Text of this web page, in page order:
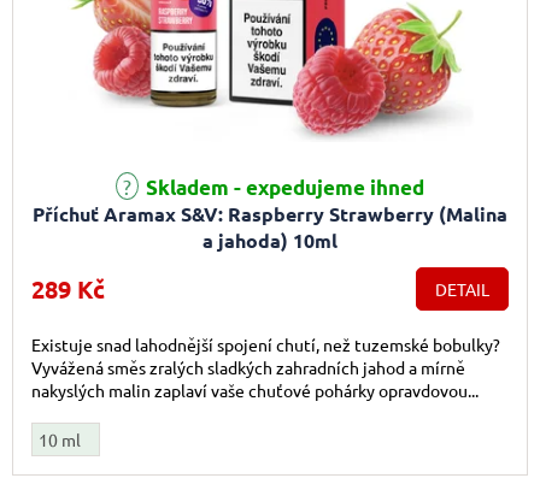
Příchuť Aramax S&V: Raspberry Strawberry (Malina
a jahoda) 10ml
Skladem - expedujeme ihned
289 Kč DETAIL
Existuje snad lahodnější spojení chutí, než tuzemské bobulky?
Vyvážená směs zralých sladkých zahradních jahod a mírně
nakyslých malin zaplaví vaše chuťové pohárky opravdovou...
10 ml